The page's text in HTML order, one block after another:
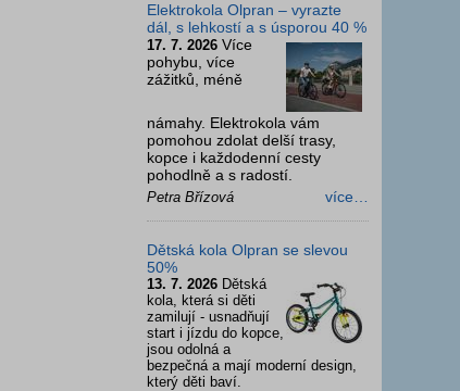
Elektrokola Olpran – vyrazte
dál, s lehkostí a s úsporou 40 %
17. 7. 2026 Více
pohybu, více
zážitků, méně
námahy. Elektrokola vám
pomohou zdolat delší trasy,
kopce i každodenní cesty
pohodlně a s radostí.
Petra Břízová více…
Dětská kola Olpran se slevou
50%
13. 7. 2026 Dětská
kola, která si děti
zamilují - usnadňují
start i jízdu do kopce,
jsou odolná a
bezpečná a mají moderní design,
který děti baví.